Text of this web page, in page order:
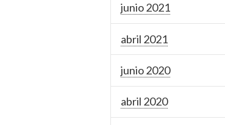
junio 2021
abril 2021
junio 2020
abril 2020